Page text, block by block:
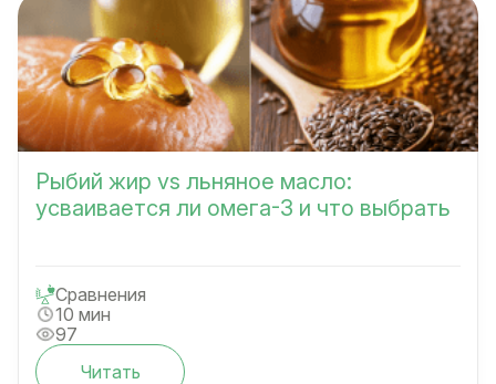
Рыбий жир vs льняное масло:
усваивается ли омега-3 и что выбрать
Сравнения
10 мин
97
Читать